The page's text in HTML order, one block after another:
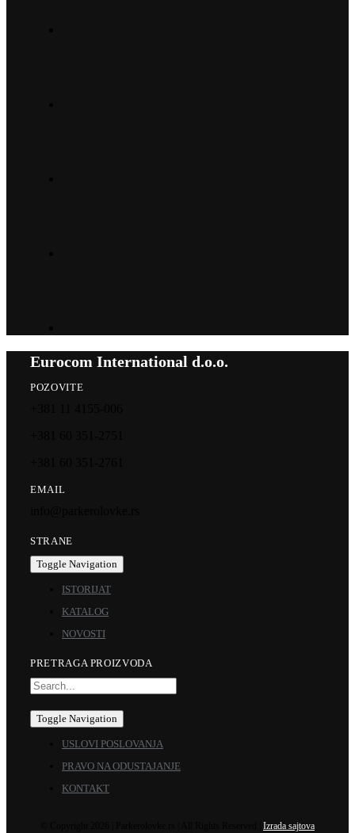
Eurocom International d.o.o.
POZOVITE
EMAIL
STRANE
Toggle Navigation
ISTORIJAT
KATALOG
NOVOSTI
PRETRAGA PROIZVODA
Toggle Navigation
USLOVI POSLOVANJA
PRAVO NA ODUSTAJANJE
KONTAKT
Izrada sajtova